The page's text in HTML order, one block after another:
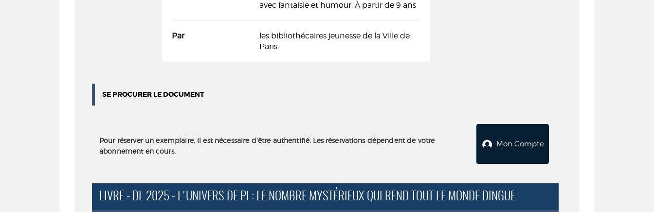
avec fantaisie et humour. À partir de 9 ans
Par
les bibliothécaires jeunesse de la Ville de
Paris
SE PROCURER LE DOCUMENT
Pour réserver un exemplaire, il est nécessaire d'être authentifié. Les réservations dépendent de votre
abonnement en cours.
Mon Compte
LIVRE - DL 2025 - L'UNIVERS DE PI : LE NOMBRE MYSTÉRIEUX QUI REND TOUT LE MONDE DINGUE